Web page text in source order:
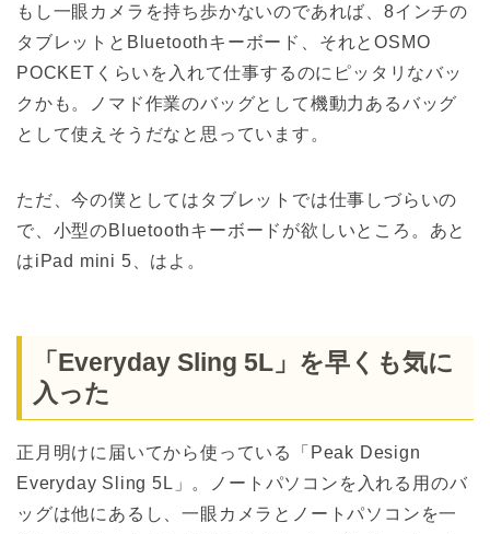
もし一眼カメラを持ち歩かないのであれば、8インチの
タブレットとBluetoothキーボード、それとOSMO
POCKETくらいを入れて仕事するのにピッタリなバッ
クかも。ノマド作業のバッグとして機動力あるバッグ
として使えそうだなと思っています。
ただ、今の僕としてはタブレットでは仕事しづらいの
で、小型のBluetoothキーボードが欲しいところ。あと
はiPad mini 5、はよ。
「Everyday Sling 5L」を早くも気に
入った
正月明けに届いてから使っている「Peak Design
Everyday Sling 5L」。ノートパソコンを入れる用のバ
ッグは他にあるし、一眼カメラとノートパソコンを一